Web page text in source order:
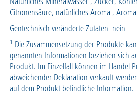
Natürliches Mineralwasser , Zucker,
Citronensäure, natürliches Aroma ,
Gentechnisch veränderte Zutaten: nein
1
Die Zusammensetzung der Produkte
genannten Informationen beziehen sich
Produkt. Im Einzelfall können im Handel
abweichender Deklaration verkauft
auf dem Produkt befindliche Information.